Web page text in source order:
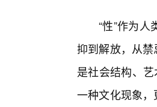
“性”作为
抑到解放，从
是社会结构、
一种文化现象